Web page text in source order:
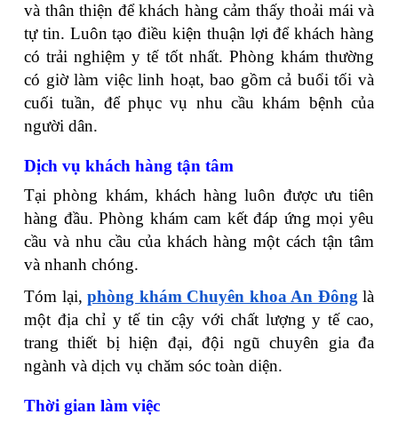
và thân thiện để khách hàng cảm thấy thoải mái và
tự tin. Luôn tạo điều kiện thuận lợi để khách hàng
có trải nghiệm y tế tốt nhất. Phòng khám thường
có giờ làm việc linh hoạt, bao gồm cả buổi tối và
cuối tuần, để phục vụ nhu cầu khám bệnh của
người dân.
Dịch vụ khách hàng tận tâm
Tại phòng khám, khách hàng luôn được ưu tiên
hàng đầu. Phòng khám cam kết đáp ứng mọi yêu
cầu và nhu cầu của khách hàng một cách tận tâm
và nhanh chóng.
Tóm lại, phòng khám Chuyên khoa An Đông là
một địa chỉ y tế tin cậy với chất lượng y tế cao,
trang thiết bị hiện đại, đội ngũ chuyên gia đa
ngành và dịch vụ chăm sóc toàn diện.
Thời gian làm việc